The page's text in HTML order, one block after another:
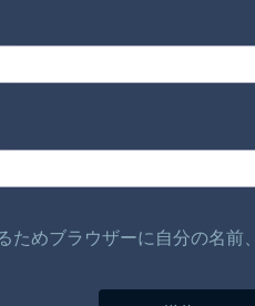
ためブラウザーに自分の名